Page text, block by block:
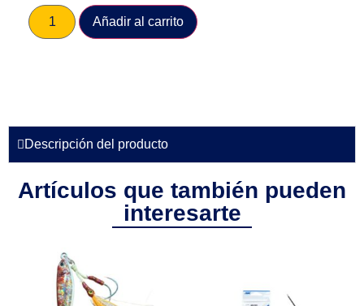
Añadir al carrito
Descripción del producto
Artículos que también pueden
interesarte